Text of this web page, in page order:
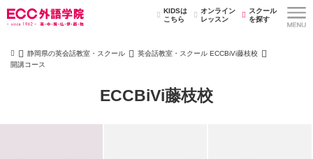
KIDSは
こちら
オンライン
レッスン
スクール
を探す
静岡県の英会話教室・スクール
英会話教室・スクール ECCBiVi藤枝校
開講コース
ECCBiVi藤枝校